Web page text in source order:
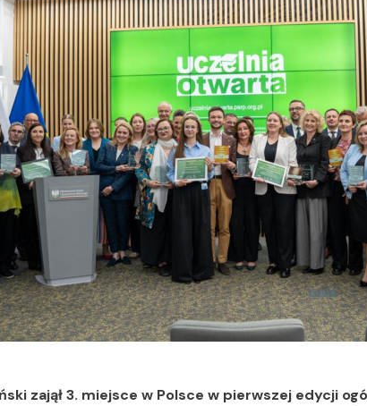
zajął 3. miejsce w Polsce w pierwszej edycji